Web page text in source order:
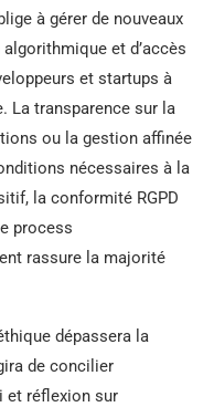
à gérer de nouveaux
et d’accès
et startups à
La transparence sur la
ou la gestion affinée
nécessaires à la
la conformité RGPD
process
rassure la majorité
dépassera la
de concilier
et réflexion sur